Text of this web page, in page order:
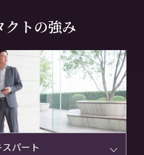
クトの強み
パート